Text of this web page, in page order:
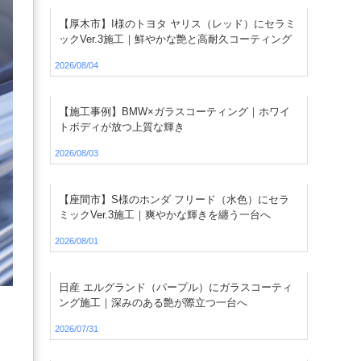
【厚木市】I様のトヨタ ヤリス（レッド）にセラミ
ックVer.3施工｜鮮やかな艶と高耐久コーティング
2026/08/04
【施工事例】BMW×ガラスコーティング｜ホワイ
トボディが放つ上質な輝き
2026/08/03
【座間市】S様のホンダ フリード（水色）にセラ
ミックVer.3施工｜爽やかな輝きを纏う一台へ
2026/08/01
日産 エルグランド（パープル）にガラスコーティ
ング施工｜深みのある艶が際立つ一台へ
2026/07/31